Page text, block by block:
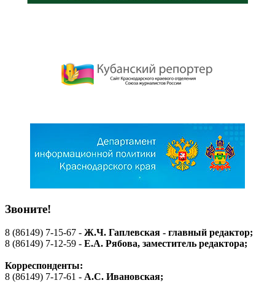
Звоните!
8 (86149) 7-15-67 - Ж.Ч. Гаплевская - главный редактор;
8 (86149) 7-12-59 - Е.А. Рябова, заместитель редактора;
Корреспонденты:
8 (86149) 7-17-61 - А.С. Ивановская;